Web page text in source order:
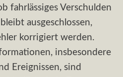
fahrlässiges Verschulden
ausgeschlossen,
korrigiert werden.
insbesondere
Ereignissen, sind